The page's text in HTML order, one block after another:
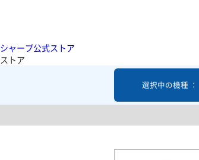
シャープ公式ストア
ストア
選択中の機種 ：